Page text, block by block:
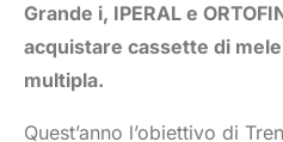
Grande i, IPERAL e
acquistare cassette di
multipla.
Quest’anno l’obiettivo di